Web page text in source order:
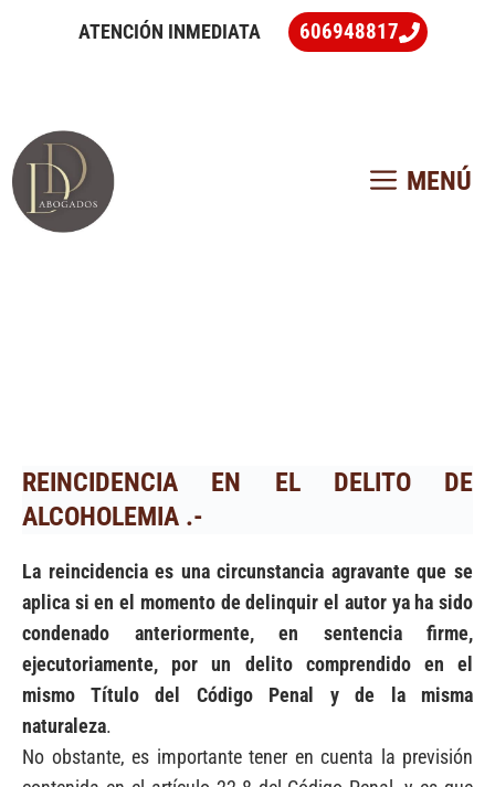
ATENCIÓN INMEDIATA 606948817
MENÚ
REINCIDENCIA EN EL DELITO DE
ALCOHOLEMIA .-
La reincidencia es una circunstancia agravante que se
aplica si en el momento de delinquir el autor ya ha sido
condenado anteriormente, en sentencia firme,
ejecutoriamente, por un delito comprendido en el
mismo Título del Código Penal y de la misma
naturaleza.
No obstante, es importante tener en cuenta la previsión